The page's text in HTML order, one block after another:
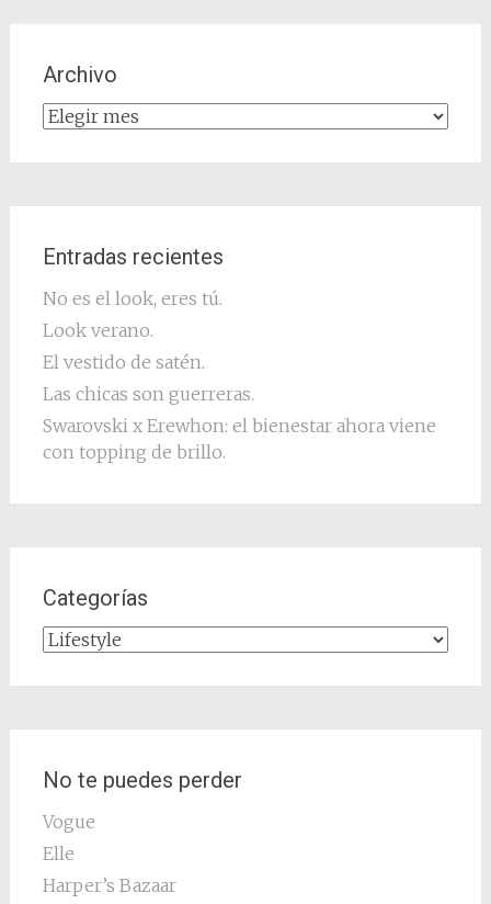
Archivo
Archivo
Entradas recientes
No es el look, eres tú.
Look verano.
El vestido de satén.
Las chicas son guerreras.
Swarovski x Erewhon: el bienestar ahora viene
con topping de brillo.
Categorías
Categorías
No te puedes perder
Vogue
Elle
Harper’s Bazaar